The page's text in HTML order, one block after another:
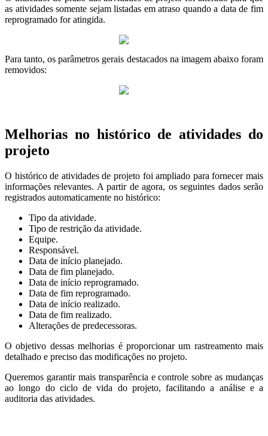
as atividades somente sejam listadas em atraso quando a data de fim
reprogramado for atingida.
Para tanto, os parâmetros gerais destacados na imagem abaixo foram
removidos:
Melhorias no histórico de atividades do
projeto
O histórico de atividades de projeto foi ampliado para fornecer mais
informações relevantes. A partir de agora, os seguintes dados serão
registrados automaticamente no histórico:
Tipo da atividade.
Tipo de restrição da atividade.
Equipe.
Responsável.
Data de início planejado.
Data de fim planejado.
Data de início reprogramado.
Data de fim reprogramado.
Data de início realizado.
Data de fim realizado.
Alterações de predecessoras.
O objetivo dessas melhorias é proporcionar um rastreamento mais
detalhado e preciso das modificações no projeto.
Queremos garantir mais transparência e controle sobre as mudanças
ao longo do ciclo de vida do projeto, facilitando a análise e a
auditoria das atividades.